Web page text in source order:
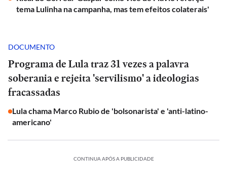
tema Lulinha na campanha, mas tem efeitos colaterais'
DOCUMENTO
Programa de Lula traz 31 vezes a palavra
soberania e rejeita 'servilismo' a ideologias
fracassadas
Lula chama Marco Rubio de 'bolsonarista' e 'anti-latino-
americano'
CONTINUA APÓS A PUBLICIDADE